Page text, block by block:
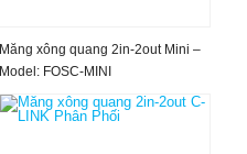
Măng xông quang 2in-2out Mini –
Model: FOSC-MINI